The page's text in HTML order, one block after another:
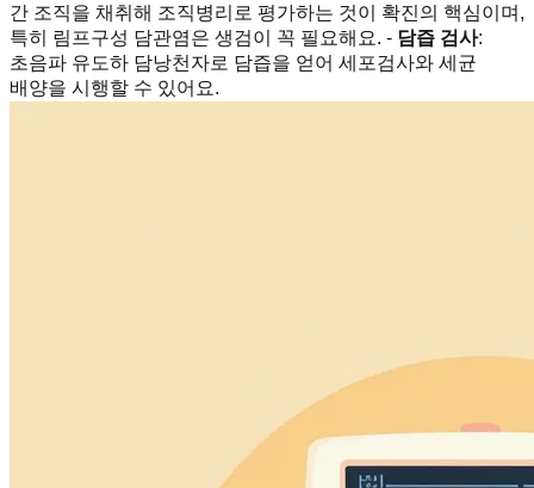
간 조직을 채취해 조직병리로 평가하는 것이 확진의 핵심이며,
특히 림프구성 담관염은 생검이 꼭 필요해요. - 담즙 검사:
초음파 유도하 담낭천자로 담즙을 얻어 세포검사와 세균
배양을 시행할 수 있어요.